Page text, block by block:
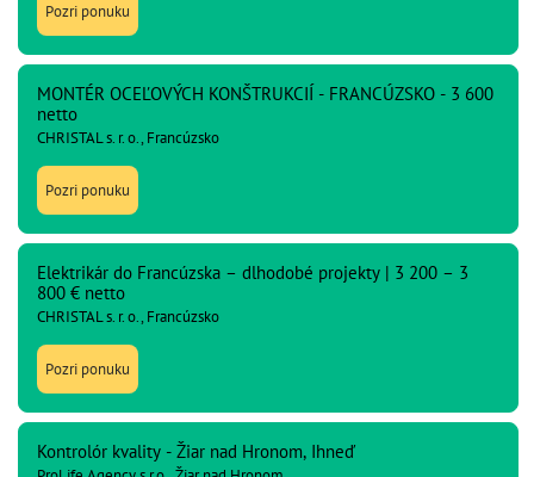
Pozri ponuku
MONTÉR OCEĽOVÝCH KONŠTRUKCIÍ - FRANCÚZSKO - 3 600
netto
CHRISTAL s. r. o., Francúzsko
Pozri ponuku
Elektrikár do Francúzska – dlhodobé projekty | 3 200 – 3
800 € netto
CHRISTAL s. r. o., Francúzsko
Pozri ponuku
Kontrolór kvality - Žiar nad Hronom, Ihneď